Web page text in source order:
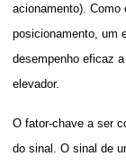
acionamento).
posicionamento, um
desempenho eficaz
elevador.
O fator-chave a ser
do sinal. O sinal de